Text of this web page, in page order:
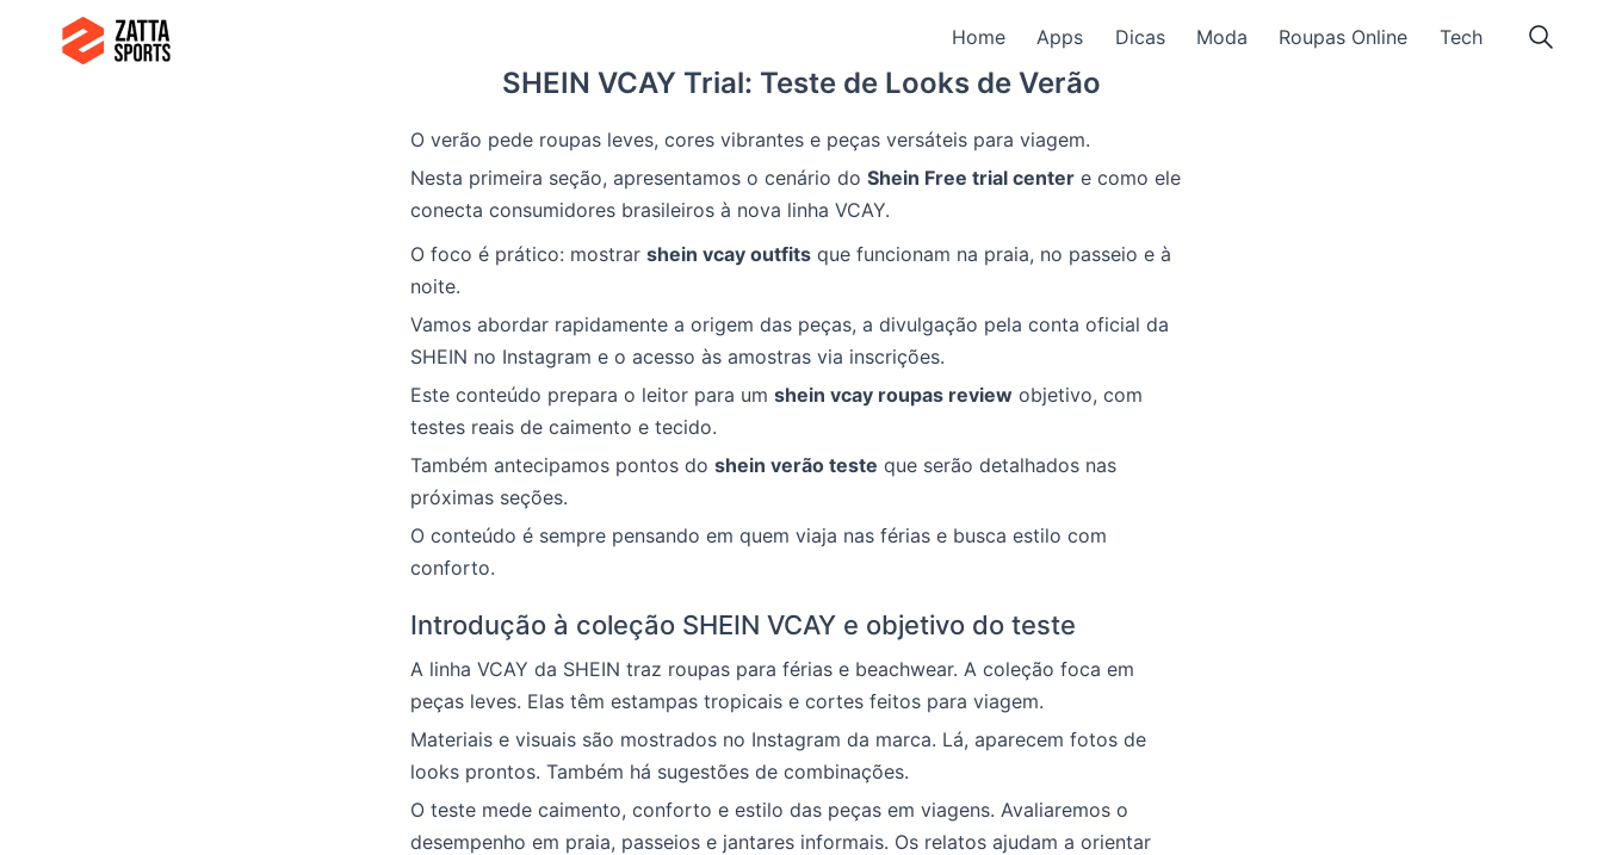
Home Apps Dicas Moda Roupas Online Tech
SHEIN VCAY Trial: Teste de Looks de Verão
O verão pede roupas leves, cores vibrantes e peças versáteis para viagem.
Nesta primeira seção, apresentamos o cenário do Shein Free trial center e como ele
conecta consumidores brasileiros à nova linha VCAY.
O foco é prático: mostrar shein vcay outfits que funcionam na praia, no passeio e à
noite.
Vamos abordar rapidamente a origem das peças, a divulgação pela conta oficial da
SHEIN no Instagram e o acesso às amostras via inscrições.
Este conteúdo prepara o leitor para um shein vcay roupas review objetivo, com
testes reais de caimento e tecido.
Também antecipamos pontos do shein verão teste que serão detalhados nas
próximas seções.
O conteúdo é sempre pensando em quem viaja nas férias e busca estilo com
conforto.
Introdução à coleção SHEIN VCAY e objetivo do teste
A linha VCAY da SHEIN traz roupas para férias e beachwear. A coleção foca em
peças leves. Elas têm estampas tropicais e cortes feitos para viagem.
Materiais e visuais são mostrados no Instagram da marca. Lá, aparecem fotos de
looks prontos. Também há sugestões de combinações.
O teste mede caimento, conforto e estilo das peças em viagens. Avaliaremos o
desempenho em praia, passeios e jantares informais. Os relatos ajudam a orientar